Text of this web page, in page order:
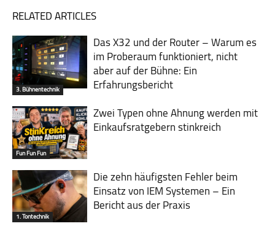
RELATED ARTICLES
3. Bühnentechnik
Das X32 und der Router – Warum es
im Probe­raum funk­tio­niert, nicht
aber auf der Bühne: Ein
Erfahrungsbericht
Fun Fun Fun
Zwei Typen ohne Ahnung werden mit
Einkaufsratgebern stinkreich
1. Tontechnik
Die zehn häufigsten Fehler beim
Einsatz von IEM Systemen – Ein
Bericht aus der Praxis